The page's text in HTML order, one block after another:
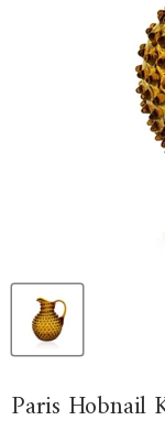
Paris Hobnail